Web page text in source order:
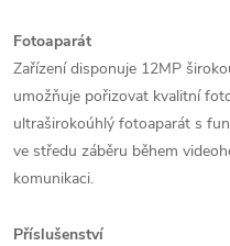
Fotoaparát
Zařízení disponuje 12MP
umožňuje pořizovat kvalitní
ultraširokoúhlý fotoaparát s
ve středu záběru během
komunikaci.
Příslušenství